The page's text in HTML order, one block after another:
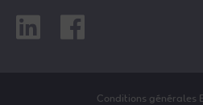
LinkedinFacebook
Conditions générales